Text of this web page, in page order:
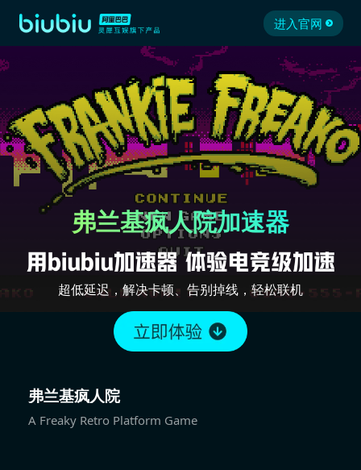
进入官网
弗兰基疯人院加速器
超低延迟，解决卡顿、告别掉线，轻松联机
弗兰基疯人院
A Freaky Retro Platform Game